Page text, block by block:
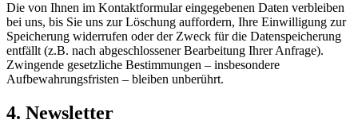
Die von Ihnen im Kontaktformular eingegebenen Daten verbleiben
bei uns, bis Sie uns zur Löschung auffordern, Ihre Einwilligung zur
Speicherung widerrufen oder der Zweck für die Datenspeicherung
entfällt (z.B. nach abgeschlossener Bearbeitung Ihrer Anfrage).
Zwingende gesetzliche Bestimmungen – insbesondere
Aufbewahrungsfristen – bleiben unberührt.
4. Newsletter